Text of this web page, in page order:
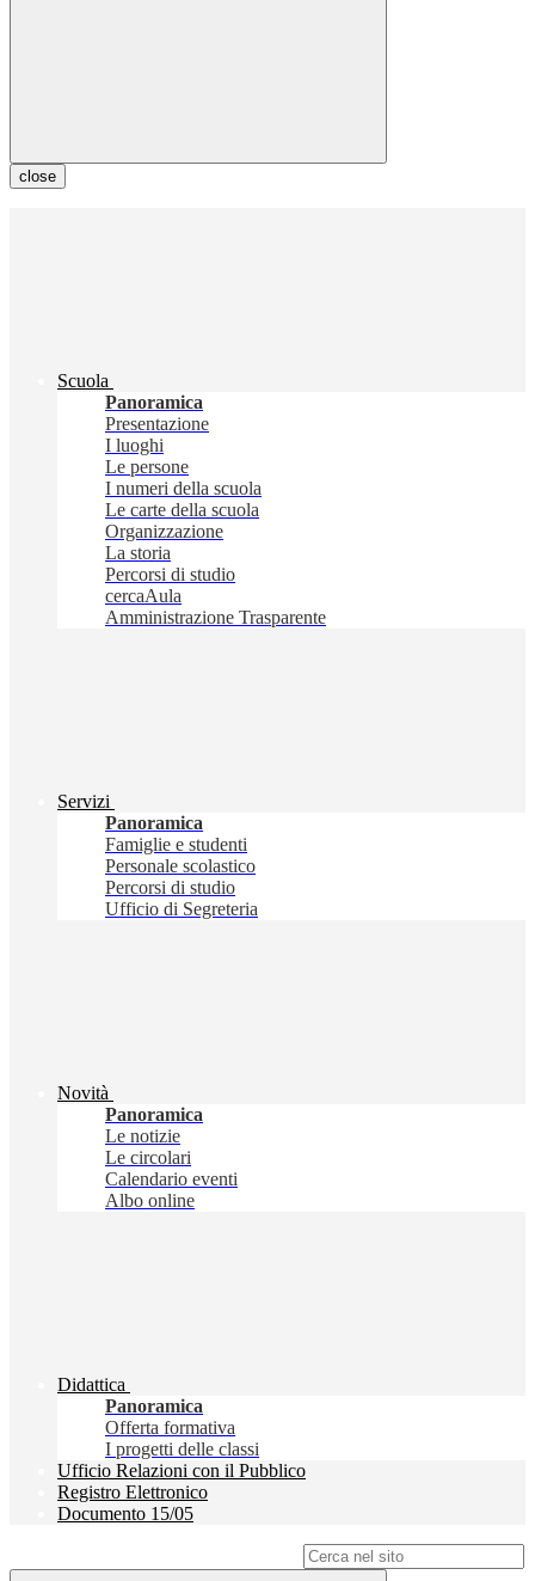
close
Scuola
Panoramica
Presentazione
I luoghi
Le persone
I numeri della scuola
Le carte della scuola
Organizzazione
La storia
Percorsi di studio
cercaAula
Amministrazione Trasparente
Servizi
Panoramica
Famiglie e studenti
Personale scolastico
Percorsi di studio
Ufficio di Segreteria
Novità
Panoramica
Le notizie
Le circolari
Calendario eventi
Albo online
Didattica
Panoramica
Offerta formativa
I progetti delle classi
Ufficio Relazioni con il Pubblico
Registro Elettronico
Documento 15/05